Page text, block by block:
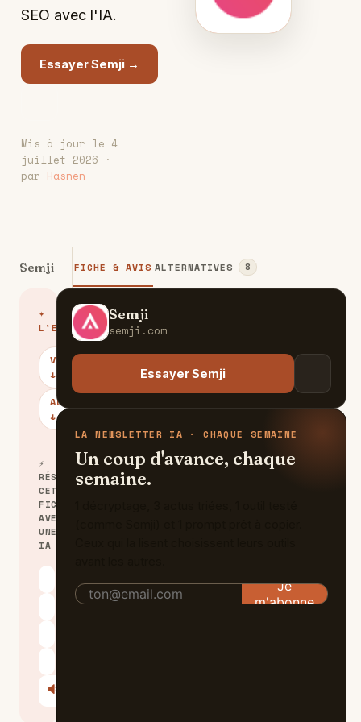
SEO avec l'IA.
Essayer Semji →
Mis à jour le 4
juillet 2026 ·
par Hasnen
Semji FICHE & AVIS ALTERNATIVES 8
✦
L'ESSENTIEL
VERDICT
↓
ALTERNATIVES
↓
⚡
RÉSUMER
CETTE
FICHE
AVEC
UNE
IA
ChatGPT
Claude
Perplexity
Le Chat
🔊
Écouter
S Semji
semji.com
Essayer Semji
LA NEWSLETTER IA · CHAQUE SEMAINE
Un coup d'avance, chaque
semaine.